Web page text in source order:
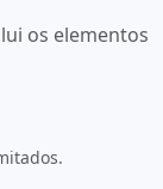
os elementos